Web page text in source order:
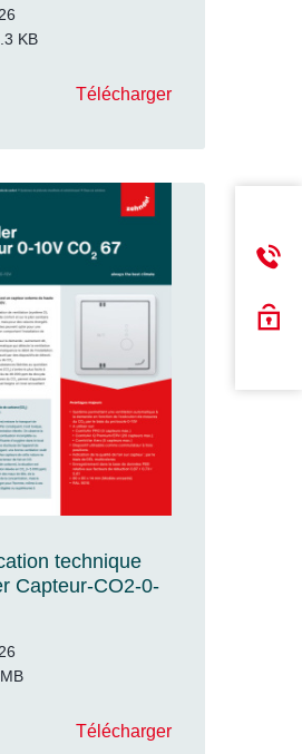
KB
Télécharger
technique
Capteur-CO2-0-
Télécharger